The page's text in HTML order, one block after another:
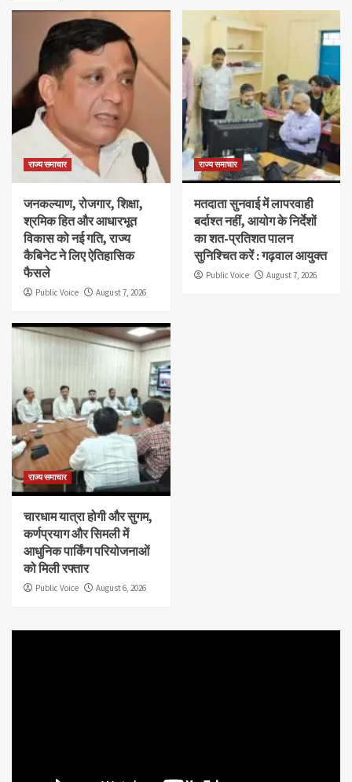
राज्य समाचार
जनकल्याण, रोजगार, शिक्षा,
श्रमिक हित और आधारभूत
विकास को नई गति, राज्य
कैबिनेट ने लिए ऐतिहासिक
फैसले
Public Voice August 7, 2026
राज्य समाचार
मतदाता सुनवाई में लापरवाही
बर्दाश्त नहीं, आयोग के निर्देशों
का शत-प्रतिशत पालन
सुनिश्चित करें : गढ़वाल आयुक्त
Public Voice August 7, 2026
राज्य समाचार
चारधाम यात्रा होगी और सुगम,
कर्णप्रयाग और सिमली में
आधुनिक पार्किंग परियोजनाओं
को मिली रफ्तार
Public Voice August 6, 2026